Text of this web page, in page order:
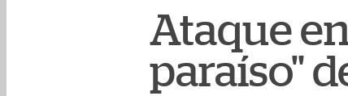
Ataque
paraíso"